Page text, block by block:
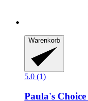
Warenkorb
5.0 (1)
Paula's Choice